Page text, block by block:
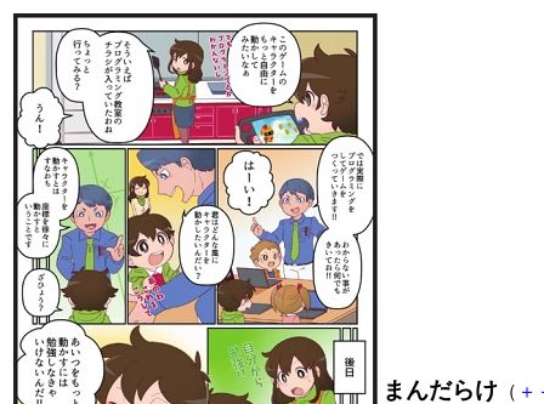
まんだらけ （ ＋